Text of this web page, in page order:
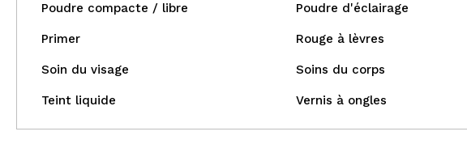
Poudre compacte / libre Poudre d'éclairage
Primer Rouge à lèvres
Soin du visage Soins du corps
Teint liquide Vernis à ongles